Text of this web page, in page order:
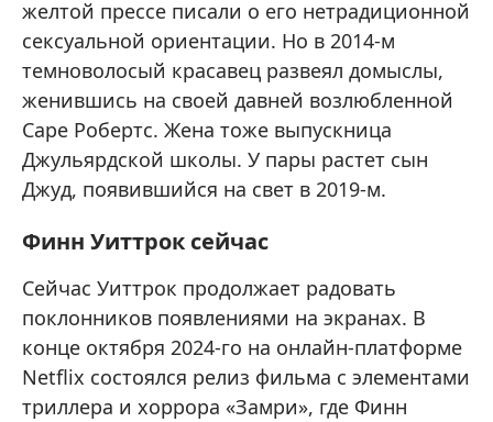
желтой прессе писали о его нетрадиционной
сексуальной ориентации. Но в 2014-м
темноволосый красавец развеял домыслы,
женившись на своей давней возлюбленной
Саре Робертс. Жена тоже выпускница
Джульярдской школы. У пары растет сын
Джуд, появившийся на свет в 2019-м.
Финн Уиттрок сейчас
Сейчас Уиттрок продолжает радовать
поклонников появлениями на экранах. В
конце октября 2024-го на онлайн-платформе
Netflix состоялся релиз фильма с элементами
триллера и хоррора «Замри», где Финн